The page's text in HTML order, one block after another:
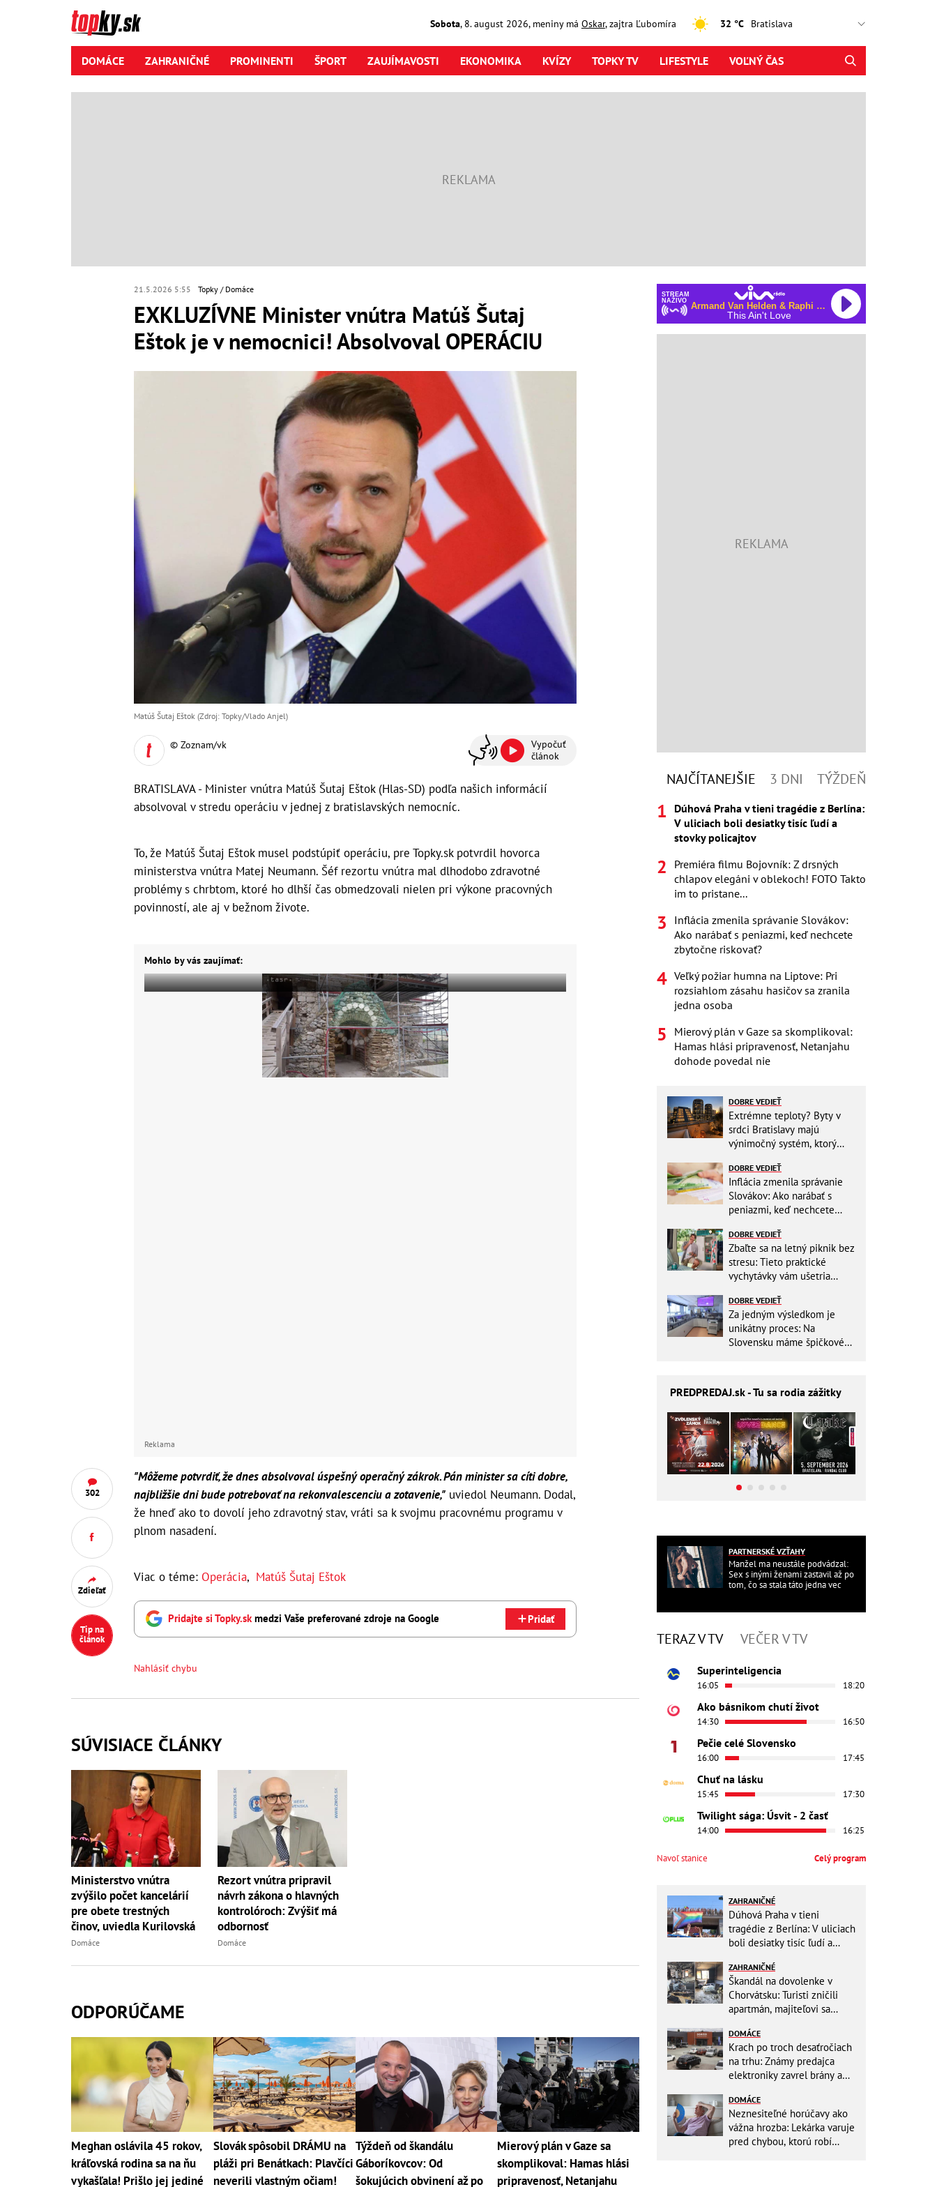
Sobota, 8. august2026, meniny má Oskar, zajtra Ľubomíra 32 °C
DOMÁCE ZAHRANIČNÉ PROMINENTI ŠPORT ZAUJÍMAVOSTI EKONOMIKA KVÍZY TOPKY TV LIFESTYLE VOĽNÝ ČAS
21.5.2026 5:55 Topky Domáce
EXKLUZÍVNE Minister vnútra Matúš Šutaj
Eštok je v nemocnici! Absolvoval OPERÁCIU
302
Zdieľať
Tip na
článok
Matúš Šutaj Eštok (Zdroj: Topky/Vlado Anjel)
© Zoznam/vk
Vypočuť
článok
BRATISLAVA - Minister vnútra Matúš Šutaj Eštok (Hlas-SD) podľa našich informácií
absolvoval v stredu operáciu v jednej z bratislavských nemocníc.
To, že Matúš Šutaj Eštok musel podstúpiť operáciu, pre Topky.sk potvrdil hovorca
ministerstva vnútra Matej Neumann. Šéf rezortu vnútra mal dlhodobo zdravotné
problémy s chrbtom, ktoré ho dlhší čas obmedzovali nielen pri výkone pracovných
povinností, ale aj v bežnom živote.
Mohlo by vás zaujímať:
Reklama
"Môžeme potvrdiť, že dnes absolvoval úspešný operačný zákrok. Pán minister sa cíti dobre,
najbližšie dni bude potrebovať na rekonvalescenciu a zotavenie," uviedol Neumann. Dodal,
že hneď ako to dovolí jeho zdravotný stav, vráti sa k svojmu pracovnému programu v
plnom nasadení.
Viac o téme: Operácia, Matúš Šutaj Eštok
Pridajte si Topky.skmedzi Vaše preferované zdroje na Google Pridať
Nahlásiť chybu
SÚVISIACE ČLÁNKY
Ministerstvo vnútra
zvýšilo počet kancelárií
pre obete trestných
činov, uviedla Kurilovská
Domáce
Rezort vnútra pripravil
návrh zákona o hlavných
kontrolóroch: Zvýšiť má
odbornosť
Domáce
ODPORÚČAME
Meghan oslávila 45 rokov,
kráľovská rodina sa na ňu
vykašľala! Prišlo jej jediné
Slovák spôsobil DRÁMU na
pláži pri Benátkach: Plavčíci
neverili vlastným očiam!
Týždeň od škandálu
Gáboríkovcov: Od
šokujúcich obvinení až po
Mierový plán v Gaze sa
skomplikoval: Hamas hlási
pripravenosť, Netanjahu
STREAM
NAŽIVO
Armand Van Helden & Raphi & George Reid
This Ain't Love
NAJČÍTANEJŠIE 3 DNI TÝŽDEŇ
Dúhová Praha v tieni tragédie z Berlína:
V uliciach boli desiatky tisíc ľudí a
stovky policajtov
Premiéra filmu Bojovník: Z drsných
chlapov elegáni v oblekoch! FOTO Takto
im to pristane...
Inflácia zmenila správanie Slovákov:
Ako narábať s peniazmi, keď nechcete
zbytočne riskovať?
Veľký požiar humna na Liptove: Pri
rozsiahlom zásahu hasičov sa zranila
jedna osoba
Mierový plán v Gaze sa skomplikoval:
Hamas hlási pripravenosť, Netanjahu
dohode povedal nie
DOBRE VEDIEŤ
Extrémne teploty? Byty v
srdci Bratislavy majú
výnimočný systém, ktorý
DOBRE VEDIEŤ
Inflácia zmenila správanie
Slovákov: Ako narábať s
peniazmi, keď nechcete
DOBRE VEDIEŤ
Zbaľte sa na letný piknik bez
stresu: Tieto praktické
vychytávky vám ušetria
DOBRE VEDIEŤ
Za jedným výsledkom je
unikátny proces: Na
Slovensku máme špičkové
PREDPREDAJ.sk - Tu sa rodia zážitky
PARTNERSKÉ VZŤAHY
Manžel ma neustále podvádzal:
Sex s inými ženami zastavil až po
tom, čo sa stala táto jedna vec
TERAZ V TV VEČER V TV
Superinteligencia
16:05 18:20
Ako básnikom chutí život
14:30 16:50
Pečie celé Slovensko
16:00 17:45
Chuť na lásku
15:45 17:30
Twilight sága: Úsvit - 2 časť
14:00 16:25
Navoľ stanice Celý program
ZAHRANIČNÉ
Dúhová Praha v tieni
tragédie z Berlína: V uliciach
boli desiatky tisíc ľudí a
ZAHRANIČNÉ
Škandál na dovolenke v
Chorvátsku: Turisti zničili
apartmán, majiteľovi sa
preplatiť hotel
DOMÁCE
Krach po troch desaťročiach
na trhu: Známy predajca
elektroniky zavrel brány a
DOMÁCE
Neznesiteľné horúčavy ako
vážna hrozba: Lekárka varuje
pred chybou, ktorú robí